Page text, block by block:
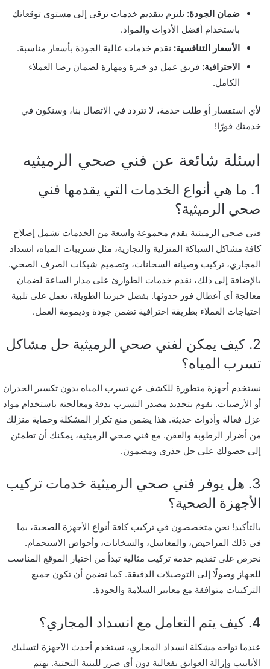
ضمان الجودة: نلتزم بتقديم خدمات ترقى إلى مستوى توقعاتك
باستخدام أفضل الأدوات والمواد.
الأسعار التنافسية: نقدم خدمات عالية الجودة بأسعار مناسبة.
الاحترافية: فريق عمل ذو خبرة ومهارة لضمان رضا العملاء
الكامل.
لأي استفسار أو طلب خدمة، لا تتردد في الاتصال بنا، وسنكون في
خدمتك فورًا!
اسئلة شائعة عن فني صحي الرميثيه
1. ما هي أنواع الخدمات التي يقدمها فني
صحي الرميثية؟
فني صحي الرميثية يقدم مجموعة واسعة من الخدمات تشمل إصلاح
كافة مشاكل السباكة المنزلية والتجارية، مثل تسريبات المياه، انسداد
المجاري، تركيب وصيانة السخانات، وتصميم شبكات الصرف الصحي.
بالإضافة إلى ذلك، نقدم خدمات الطوارئ على مدار الساعة لضمان
معالجة أي أعطال فور حدوثها. بفضل خبرتنا الطويلة، نعمل على تلبية
احتياجات العملاء بطريقة احترافية تضمن جودة وديمومة العمل.
2. كيف يمكن لفني صحي الرميثية حل مشاكل
تسرب المياه؟
نستخدم أجهزة متطورة للكشف عن تسرب المياه بدون تكسير الجدران
أو الأرضيات. نقوم بتحديد مصدر التسرب بدقة ومعالجته باستخدام مواد
عزل فعالة وأدوات حديثة. هذا يضمن منع تكرار المشكلة وحماية منزلك
من أضرار الرطوبة والعفن. مع فني صحي الرميثية، يمكنك أن تطمئن
إلى حصولك على حل جذري ومضمون.
3. هل يوفر فني صحي الرميثية خدمات تركيب
الأجهزة الصحية؟
بالتأكيد! نحن متخصصون في تركيب كافة أنواع الأجهزة الصحية، بما
في ذلك المراحيض، والمغاسل، والسخانات، وأحواض الاستحمام.
نحرص على تقديم خدمة تركيب مثالية تبدأ من اختيار الموقع المناسب
للجهاز وصولًا إلى التوصيلات الدقيقة. كما نضمن أن تكون جميع
التركيبات متوافقة مع معايير السلامة والجودة.
4. كيف يتم التعامل مع انسداد المجاري؟
عندما تواجه مشكلة انسداد المجاري، نستخدم أحدث الأجهزة لتسليك
الأنابيب وإزالة العوائق بفعالية دون أي ضرر للبنية التحتية. نهتم